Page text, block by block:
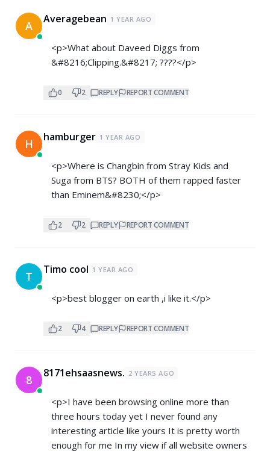
A Averagebean 1 YEAR AGO
<p>What about Daveed Diggs from
&#8216;Clipping.&#8217; ????</p>
0 2 REPLY REPORT COMMENT
H hamburger 1 YEAR AGO
<p>Where is Changbin from Stray Kids and
Suga from BTS? BOTH of them rapped faster
than Eminem&#8230;</p>
2 2 REPLY REPORT COMMENT
T Timo cool 1 YEAR AGO
<p>best blogger on earth ,i like it.</p>
2 4 REPLY REPORT COMMENT
8 8171ehsaasnews. 2 YEARS AGO
<p>I have been browsing online more than
three hours today yet I never found any
interesting article like yours It is pretty worth
enough for me In my view if all website owners